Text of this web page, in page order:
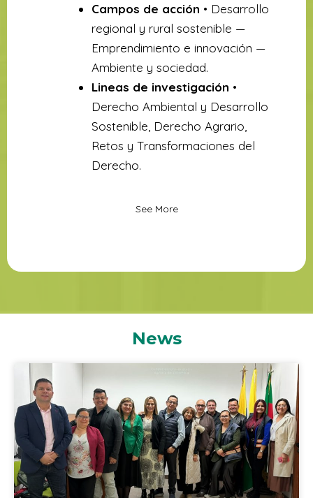
Campos de acción • Desarrollo
regional y rural sostenible —
Emprendimiento e innovación —
Ambiente y sociedad.
Lineas de investigación •
Derecho Ambiental y Desarrollo
Sostenible, Derecho Agrario,
Retos y Transformaciones del
Derecho.
See More
News